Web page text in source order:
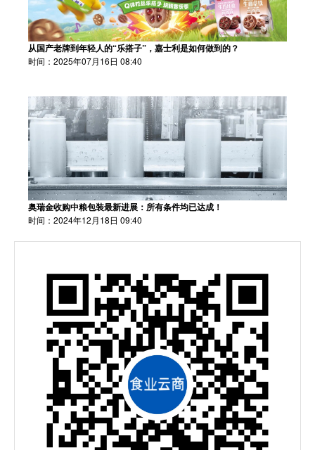
从国产老牌到年轻人的“乐搭子”，嘉士利是如何做到的？
时间：2025年07月16日 08:40
奥瑞金收购中粮包装最新进展：所有条件均已达成！
时间：2024年12月18日 09:40